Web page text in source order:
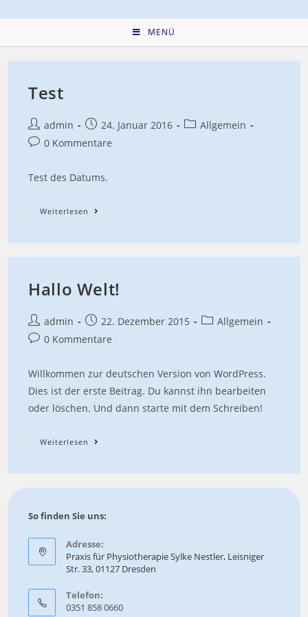
MENÜ
Test
Beitrags-
Autor:
admin
Beitrag
veröffentlicht:
24. Januar 2016
Beitrags-
Allgemein
Beitrags-
0 Kommentare
Test des Datums.
Weiterlesen
Hallo Welt!
Beitrags-
Autor:
admin
Beitrag
veröffentlicht:
22. Dezember 2015
Beitrags-
Allgemein
Beitrags-
0 Kommentare
Willkommen zur deutschen Version von WordPress.
Dies ist der erste Beitrag. Du kannst ihn bearbeiten
oder löschen. Und dann starte mit dem Schreiben!
Weiterlesen
Welt!
So finden Sie uns:
Adresse:
Praxis für Physiotherapie Sylke Nestler, Leisniger
Str. 33, 01127 Dresden
Telefon:
0351 858 0660